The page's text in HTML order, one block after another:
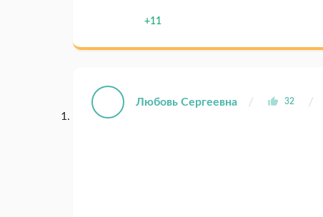
+11
Любовь Сергеевна 32